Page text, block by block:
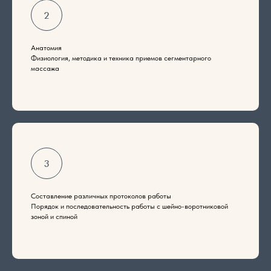
Анатомия
Физиология, методика и техника приемов сегментарного
массажа
Составление различных протоколов работы
Порядок и последовательность работы с шейно-воротниковой
зоной и спиной